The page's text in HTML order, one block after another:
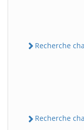
Recherche
Recherche